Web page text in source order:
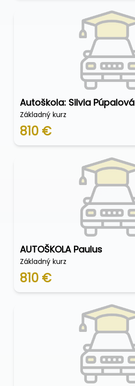
Autoškola: Silvia Púpalová
Základný kurz
810 €
AUTOŠKOLA Paulus
Základný kurz
810 €